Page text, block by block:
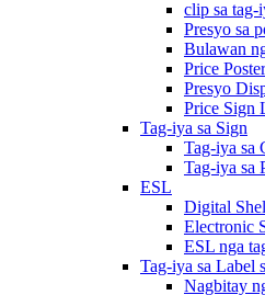
clip sa tag-
Presyo sa
Bulawan
Price
Presyo
Price Sign
Tag-iya sa Sign
Tag-iya sa
Tag-iya sa
ESL
Digital
Electronic
ESL nga
Tag-iya sa Label
Nagbitay